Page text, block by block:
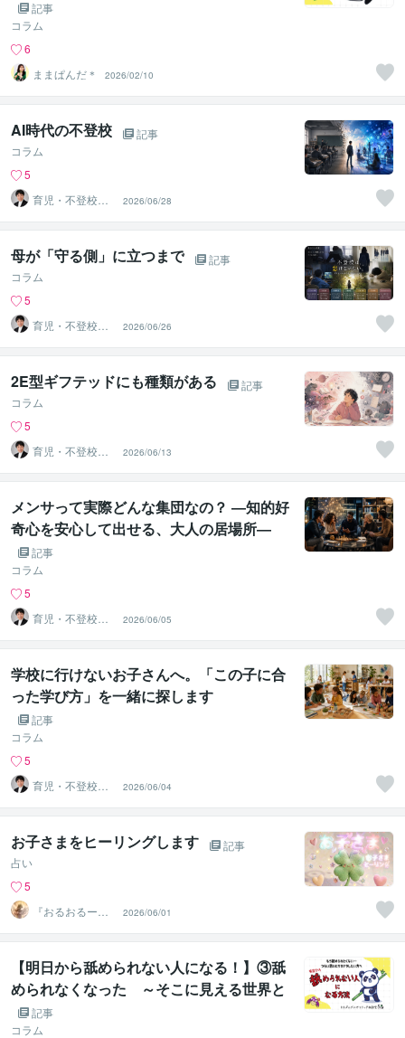
記事
コラム
6
ままぱんだ＊
2026/02/10
AI時代の不登校
記事
コラム
5
育児・不登校・
海外子女相談専
門 奥村直之
2026/06/28
母が「守る側」に立つまで
記事
コラム
5
育児・不登校・
海外子女相談専
門 奥村直之
2026/06/26
2E型ギフテッドにも種類がある
記事
コラム
5
育児・不登校・
海外子女相談専
門 奥村直之
2026/06/13
メンサって実際どんな集団なの？ ―知的好
奇心を安心して出せる、大人の居場所―
記事
コラム
5
育児・不登校・
海外子女相談専
門 奥村直之
2026/06/05
学校に行けないお子さんへ。「この子に合
った学び方」を一緒に探します
記事
コラム
5
育児・不登校・
海外子女相談専
門 奥村直之
2026/06/04
お子さまをヒーリングします
記事
占い
5
『おるおるー』
波動アップヒー
ラー
2026/06/01
【明日から舐められない人になる！】③舐
められなくなった ～そこに見える世界と
は～記事
コラム